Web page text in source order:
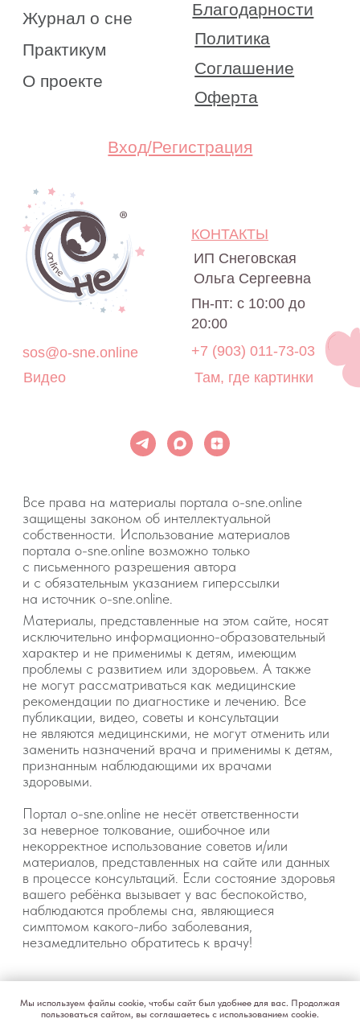
Мы используем файлы cookie, чтобы сайт был удобнее для вас. Продолжая
пользоваться сайтом, вы соглашаетесь с использованием cookie.